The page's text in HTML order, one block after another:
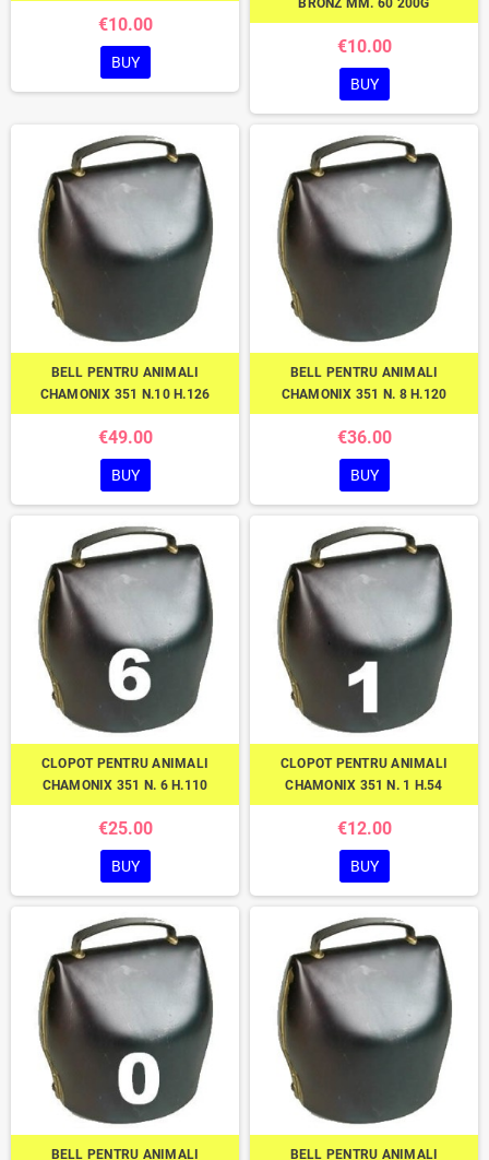
€10.00
BUY
BRONZ MM. 60 200G
€10.00
BUY
BELL PENTRU ANIMALI
CHAMONIX 351 N.10 H.126
€49.00
BUY
BELL PENTRU ANIMALI
CHAMONIX 351 N. 8 H.120
€36.00
BUY
CLOPOT PENTRU ANIMALI
CHAMONIX 351 N. 6 H.110
€25.00
BUY
CLOPOT PENTRU ANIMALI
CHAMONIX 351 N. 1 H.54
€12.00
BUY
BELL PENTRU ANIMALI
BELL PENTRU ANIMALI